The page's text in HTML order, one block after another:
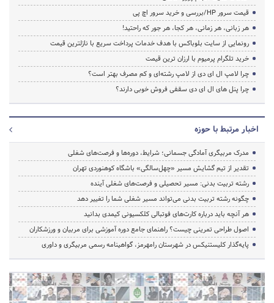
قیمت سرور HP/بررسی و خرید سرور اچ پی
هر زبانی، هر زمانی، هر کجا، هر جور که راحتید!
رونمایی از سایت بلوباکس با هدف خدمات پرداخت سریع با نازلترین قیمت
خرید تلگرام پرمیوم با ارزان ترین قیمت
چرا لامپ ال ای دی از لامپ رشته‌ای و کم مصرف بهتر است؟
چرا پنل های ال ای دی سقفی فروش خوبی دارند؟
اخبار مرتبط با حوزه
مدرک مربیگری آمادگی جسمانی؛ شرایط، دوره‌ها و فرصت‌های شغلی
تقدیر از تیم گشایش مسیر «چهل‌سالگی» باشگاه کوهنوردی تهران
رشته تربیت بدنی: مسیر تحصیلی و فرصت‌های شغلی آینده
چگونه رشته تربیت بدنی می‌تواند مسیر شغلی شما را تغییر دهد
هر آنچه باید درباره کارت‌های فوتبالی کلکسیونی کیمدی بدانید
اصول طراحی تمرینی چیست؟ راهنمای جامع دوره آموزشی برای مربیان و ورزشکاران
پایه‌گذار کلیستنیکس در شهرستان رامهرمز، گواهینامه رسمی مربیگری و داوری